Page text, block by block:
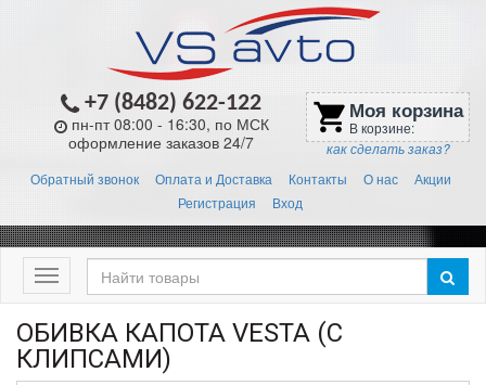
+7 (8482) 622-122
пн-пт 08:00 - 16:30, по МСК
оформление заказов 24/7
shopping_cart Моя корзина
В корзине:
как сделать заказ?
Обратный звонок Оплата и Доставка Контакты О нас
Акции
Регистрация
Вход
Меню
ОБИВКА КАПОТА VESTA (С
КЛИПСАМИ)